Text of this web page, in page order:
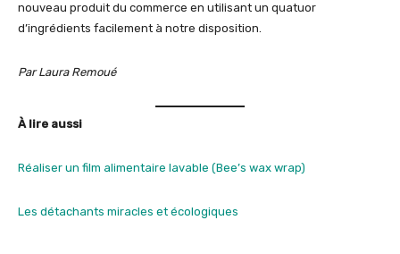
nouveau produit du commerce en utilisant un quatuor
d’ingrédients facilement à notre disposition.
Par Laura Remoué
À lire aussi
Réaliser un film alimentaire lavable (Bee’s wax wrap)
Les détachants miracles et écologiques